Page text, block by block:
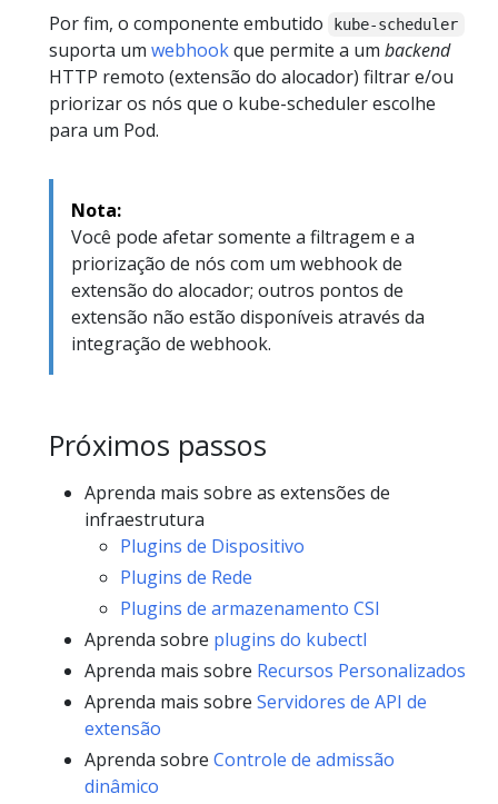
Por fim, o componente embutido
kube-scheduler
suporta um webhookque permite a um backend
HTTP remoto (extensão do alocador) filtrar e/ou
priorizar os nós que o kube-scheduler escolhe
para um Pod.
Nota:
Você pode afetar somente a filtragem e a
priorização de nós com um webhook de
extensão do alocador; outros pontos de
extensão não estão disponíveis através da
integração de webhook.
Próximos passos
Aprenda mais sobre as extensões de
infraestrutura
Plugins de Dispositivo
Plugins de Rede
Plugins de armazenamento CSI
Aprenda sobre plugins do kubectl
Aprenda mais sobre Recursos Personalizados
Aprenda mais sobre Servidores de API de
extensão
Aprenda sobre Controle de admissão
dinâmico